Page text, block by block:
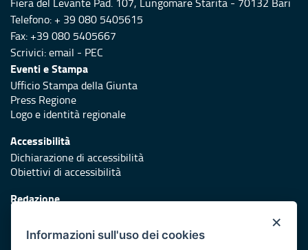
Telefono: + 39 080 5405615
Fax: +39 080 5405667
Scrivici:email - PEC
Eventi e Stampa
Ufficio Stampa della Giunta
Press Regione
Logo e identità regionale
Accessibilità
Dichiarazione di accessibilità
Obiettivi di accessibilità
Redazione
Protezione civile
×
Informazioni sull'uso dei cookies